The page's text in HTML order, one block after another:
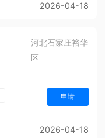
2026-04-18
河北石家庄裕华
区
申请
2026-04-18